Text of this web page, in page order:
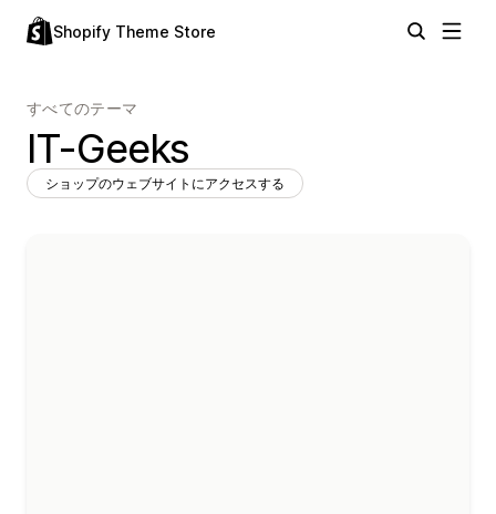
Shopify Theme Store
すべてのテーマ
IT-Geeks
ショップのウェブサイトにアクセスする